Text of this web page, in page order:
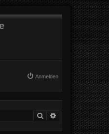
Anmelden
Suche Erweiterte Suche